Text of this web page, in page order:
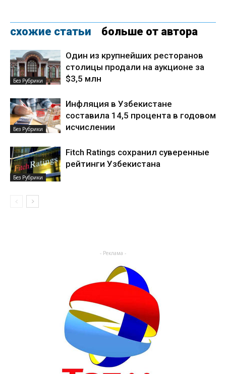
схожие статьи больше от автора
Без Рубрики
Один из крупнейших ресторанов
столицы продали на аукционе за
$3,5 млн
Без Рубрики
Инфляция в Узбекистане
составила 14,5 процента в годовом
исчислении
Без Рубрики
Fitch Ratings сохранил суверенные
рейтинги Узбекистана
- Реклама -